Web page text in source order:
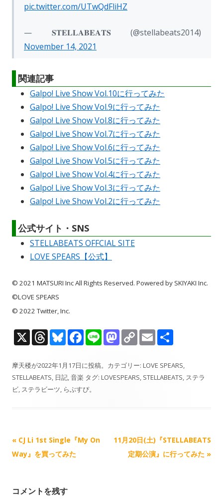
pic.twitter.com/UTwQdFliHZ
— 𝐒𝐓𝐄𝐋𝐋𝐀𝐁𝐄𝐀𝐓𝐒 (@stellabeats2014)
November 14, 2021
関連記事
Galpo! Live Show Vol.10に行ってみた
Galpo! Live Show Vol.9に行ってみた
Galpo! Live Show Vol.8に行ってみた
Galpo! Live Show Vol.7に行ってみた
Galpo! Live Show Vol.6に行ってみた
Galpo! Live Show Vol.5に行ってみた
Galpo! Live Show Vol.4に行ってみた
Galpo! Live Show Vol.3に行ってみた
Galpo! Live Show Vol.2に行ってみた
公式サイト・SNS
STELLABEATS OFFCIAL SITE
LOVE SPEARS【公式】
© 2021 MATSURI Inc All Rights Reserved. Powered by SKIYAKI Inc.
©LOVE SPEARS
© 2022 Twitter, Inc.
X T
re
a
Bl
e
sk
F
e
b
k
Li
e
M
to
d
C
p
y
k
E
ai
l
摩天楼が2022年1月17日に投稿。カテゴリー: LOVE SPEARS,
STELLABEATS, 日記,音楽 タグ: LOVESPEARS, STELLABEATS, ステラ
ビ, ステラビーツ, らぶすぴ。
記
事
ゲ
« CJ Li 1st Single『My On
Way』を買ってみた
11月20日(土)『STELLABEATS
定期公演』に行ってみた »
コメントを残す